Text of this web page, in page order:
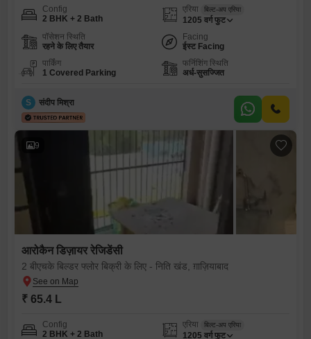
Config
2 BHK + 2 Bath
एरिया बिल्ट-अप एरिया
1205 वर्ग फुट
पॉसेशन स्थिति
रहने के लिए तैयार
Facing
ईस्ट Facing
पार्किंग
1 Covered Parking
फर्निशिंग स्थिति
अर्ध-सुसज्जित
S संदीप मिश्रा
9
आरोकैन डिज़ायर रेजिडेंसी
2 बीएचके बिल्डर फ्लोर बिक्री के लिए - निति खंड, ग़ाज़ियाबाद
₹ 65.4 L
Config
2 BHK + 2 Bath
एरिया बिल्ट-अप एरिया
1205 वर्ग फुट